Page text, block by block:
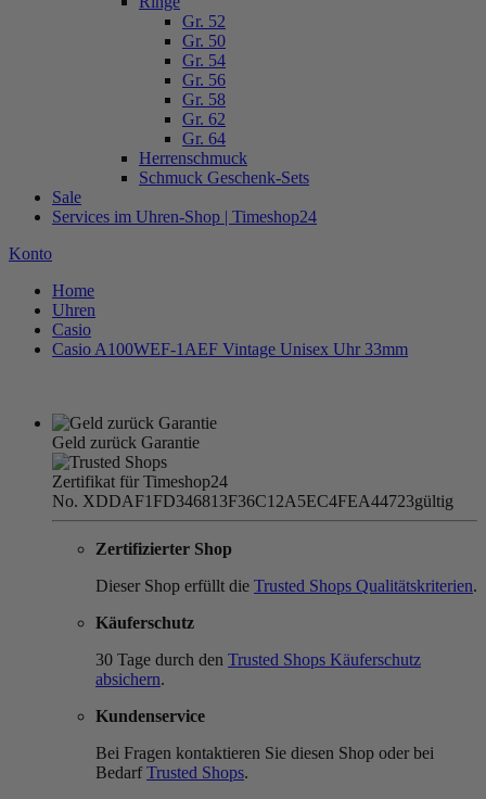
Gr. 52
Gr. 50
Gr. 54
Gr. 56
Gr. 58
Gr. 62
Gr. 64
Herrenschmuck
Schmuck Geschenk-Sets
Sale
Services im Uhren-Shop | Timeshop24
Konto
Home
Uhren
Casio
Casio A100WEF-1AEF Vintage Unisex Uhr 33mm
Geld zurück Garantie
Zertifikat für Timeshop24
No. XDDAF1FD346813F36C12A5EC4FEA44723gültig
Zertifizierter Shop
Dieser Shop erfüllt die Trusted Shops Qualitätskriterien.
Käuferschutz
30 Tage durch den Trusted Shops Käuferschutz
absichern.
Kundenservice
Bei Fragen kontaktieren Sie diesen Shop oder bei
BedarfTrusted Shops.